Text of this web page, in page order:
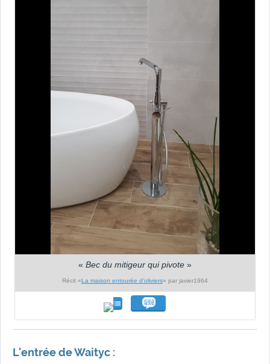
« Bec du mitigeur qui pivote »
Récit «La maison entourée d’oliviers» par javier1964
L'entrée de Waityc :